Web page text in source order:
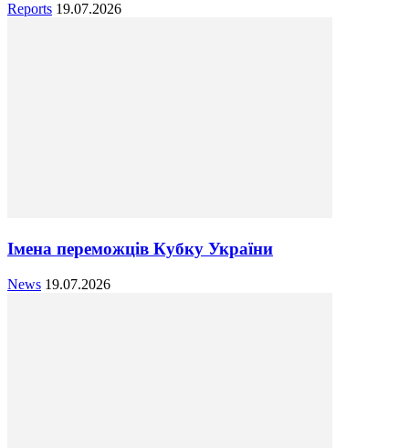
Reports 19.07.2026
Імена переможців Кубку України
News 19.07.2026